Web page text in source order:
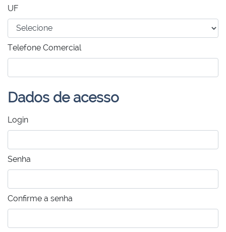
UF
Telefone Comercial
Dados de acesso
Login
Senha
Confirme a senha